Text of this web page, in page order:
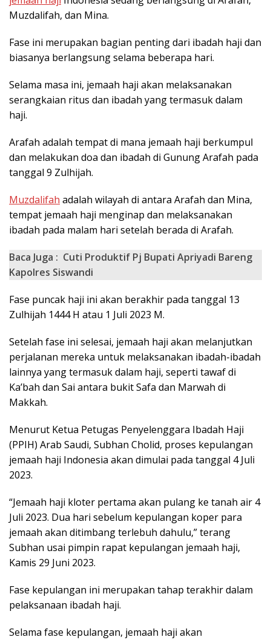
Muzdalifah, dan Mina.
Fase ini merupakan bagian penting dari ibadah haji dan
biasanya berlangsung selama beberapa hari.
Selama masa ini, jemaah haji akan melaksanakan
serangkaian ritus dan ibadah yang termasuk dalam
haji.
Arafah adalah tempat di mana jemaah haji berkumpul
dan melakukan doa dan ibadah di Gunung Arafah pada
tanggal 9 Zulhijah.
Muzdalifah adalah wilayah di antara Arafah dan Mina,
tempat jemaah haji menginap dan melaksanakan
ibadah pada malam hari setelah berada di Arafah.
Baca Juga : Cuti Produktif Pj Bupati Apriyadi Bareng
Kapolres Siswandi
Fase puncak haji ini akan berakhir pada tanggal 13
Zulhijah 1444 H atau 1 Juli 2023 M.
Setelah fase ini selesai, jemaah haji akan melanjutkan
perjalanan mereka untuk melaksanakan ibadah-ibadah
lainnya yang termasuk dalam haji, seperti tawaf di
Ka’bah dan Sai antara bukit Safa dan Marwah di
Makkah.
Menurut Ketua Petugas Penyelenggara Ibadah Haji
(PPIH) Arab Saudi, Subhan Cholid, proses kepulangan
jemaah haji Indonesia akan dimulai pada tanggal 4 Juli
2023.
“Jemaah haji kloter pertama akan pulang ke tanah air 4
Juli 2023. Dua hari sebelum kepulangan koper para
jemaah akan ditimbang terlebuh dahulu,” terang
Subhan usai pimpin rapat kepulangan jemaah haji,
Kamis 29 Juni 2023.
Fase kepulangan ini merupakan tahap terakhir dalam
pelaksanaan ibadah haji.
Selama fase kepulangan, jemaah haji akan